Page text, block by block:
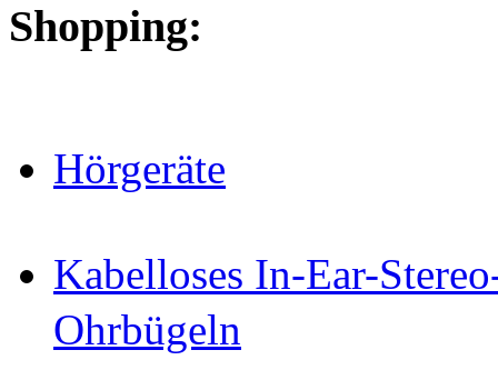
Shopping:
Hörgeräte
Kabelloses In-Ear-
Ohrbügeln